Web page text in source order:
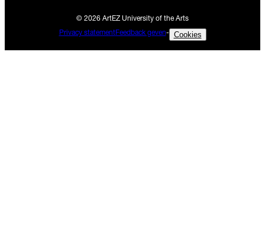
© 2026 ArtEZ University of the Arts
Privacy statementFeedback geven- Cookies